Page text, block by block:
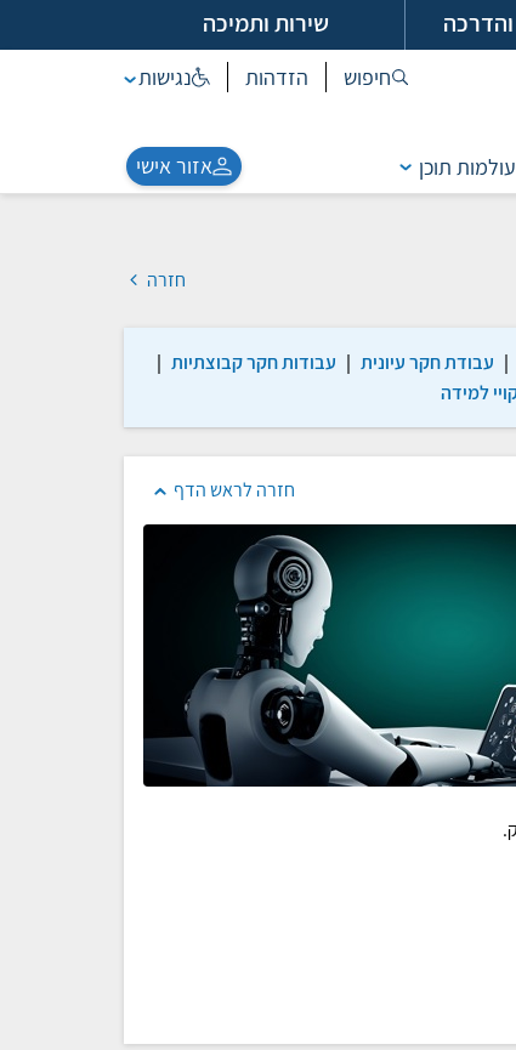
שירות ותמיכה
חיפוש הזדהות נגישות
תוכן אזור אישי
חזרה
| עבודת חקר עיונית | עבודות חקר קבוצתיות |
למידה
חזרה לראש הדף